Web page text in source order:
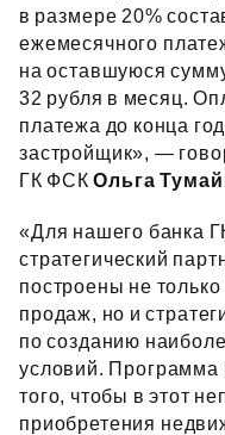
в размере 20%
ежемесячного
на оставшуюся
32 рубля в месяц.
платежа до конца
застройщик», —
ГК ФСКОльга
«Для нашего банка
стратегический
построены не
продаж, но и
по созданию
условий. Программа
того, чтобы в этот
приобретения